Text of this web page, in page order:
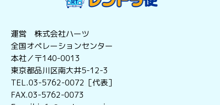
運営 株式会社ハーツ
全国オペレーションセンター
本社／〒140-0013
東京都品川区南大井5-12-3
TEL.03-5762-0072［代表］
FAX.03-5762-0073